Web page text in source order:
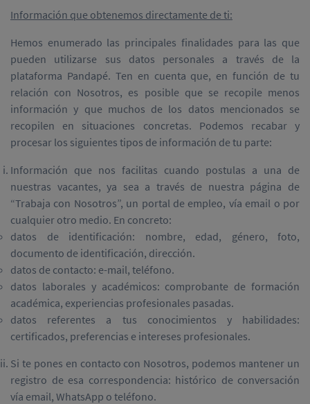
Información que obtenemos directamente de ti:
Hemos enumerado las principales finalidades para las que
pueden utilizarse sus datos personales a través de la
plataforma Pandapé. Ten en cuenta que, en función de tu
relación con Nosotros, es posible que se recopile menos
información y que muchos de los datos mencionados se
recopilen en situaciones concretas. Podemos recabar y
procesar los siguientes tipos de información de tu parte:
Información que nos facilitas cuando postulas a una de
nuestras vacantes, ya sea a través de nuestra página de
“Trabaja con Nosotros”, un portal de empleo, vía email o por
cualquier otro medio. En concreto:
datos de identificación: nombre, edad, género, foto,
documento de identificación, dirección.
datos de contacto: e-mail, teléfono.
datos laborales y académicos: comprobante de formación
académica, experiencias profesionales pasadas.
datos referentes a tus conocimientos y habilidades:
certificados, preferencias e intereses profesionales.
Si te pones en contacto con Nosotros, podemos mantener un
registro de esa correspondencia: histórico de conversación
vía email, WhatsApp o teléfono.